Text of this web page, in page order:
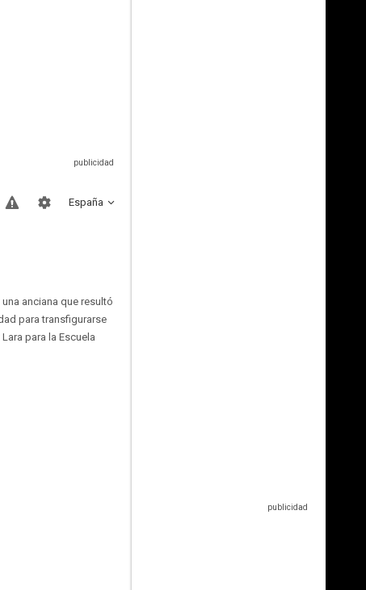
España
anciana que resultó
para transfigurarse
para la Escuela